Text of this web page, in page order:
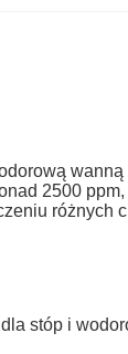
2500
różnych
stóp i